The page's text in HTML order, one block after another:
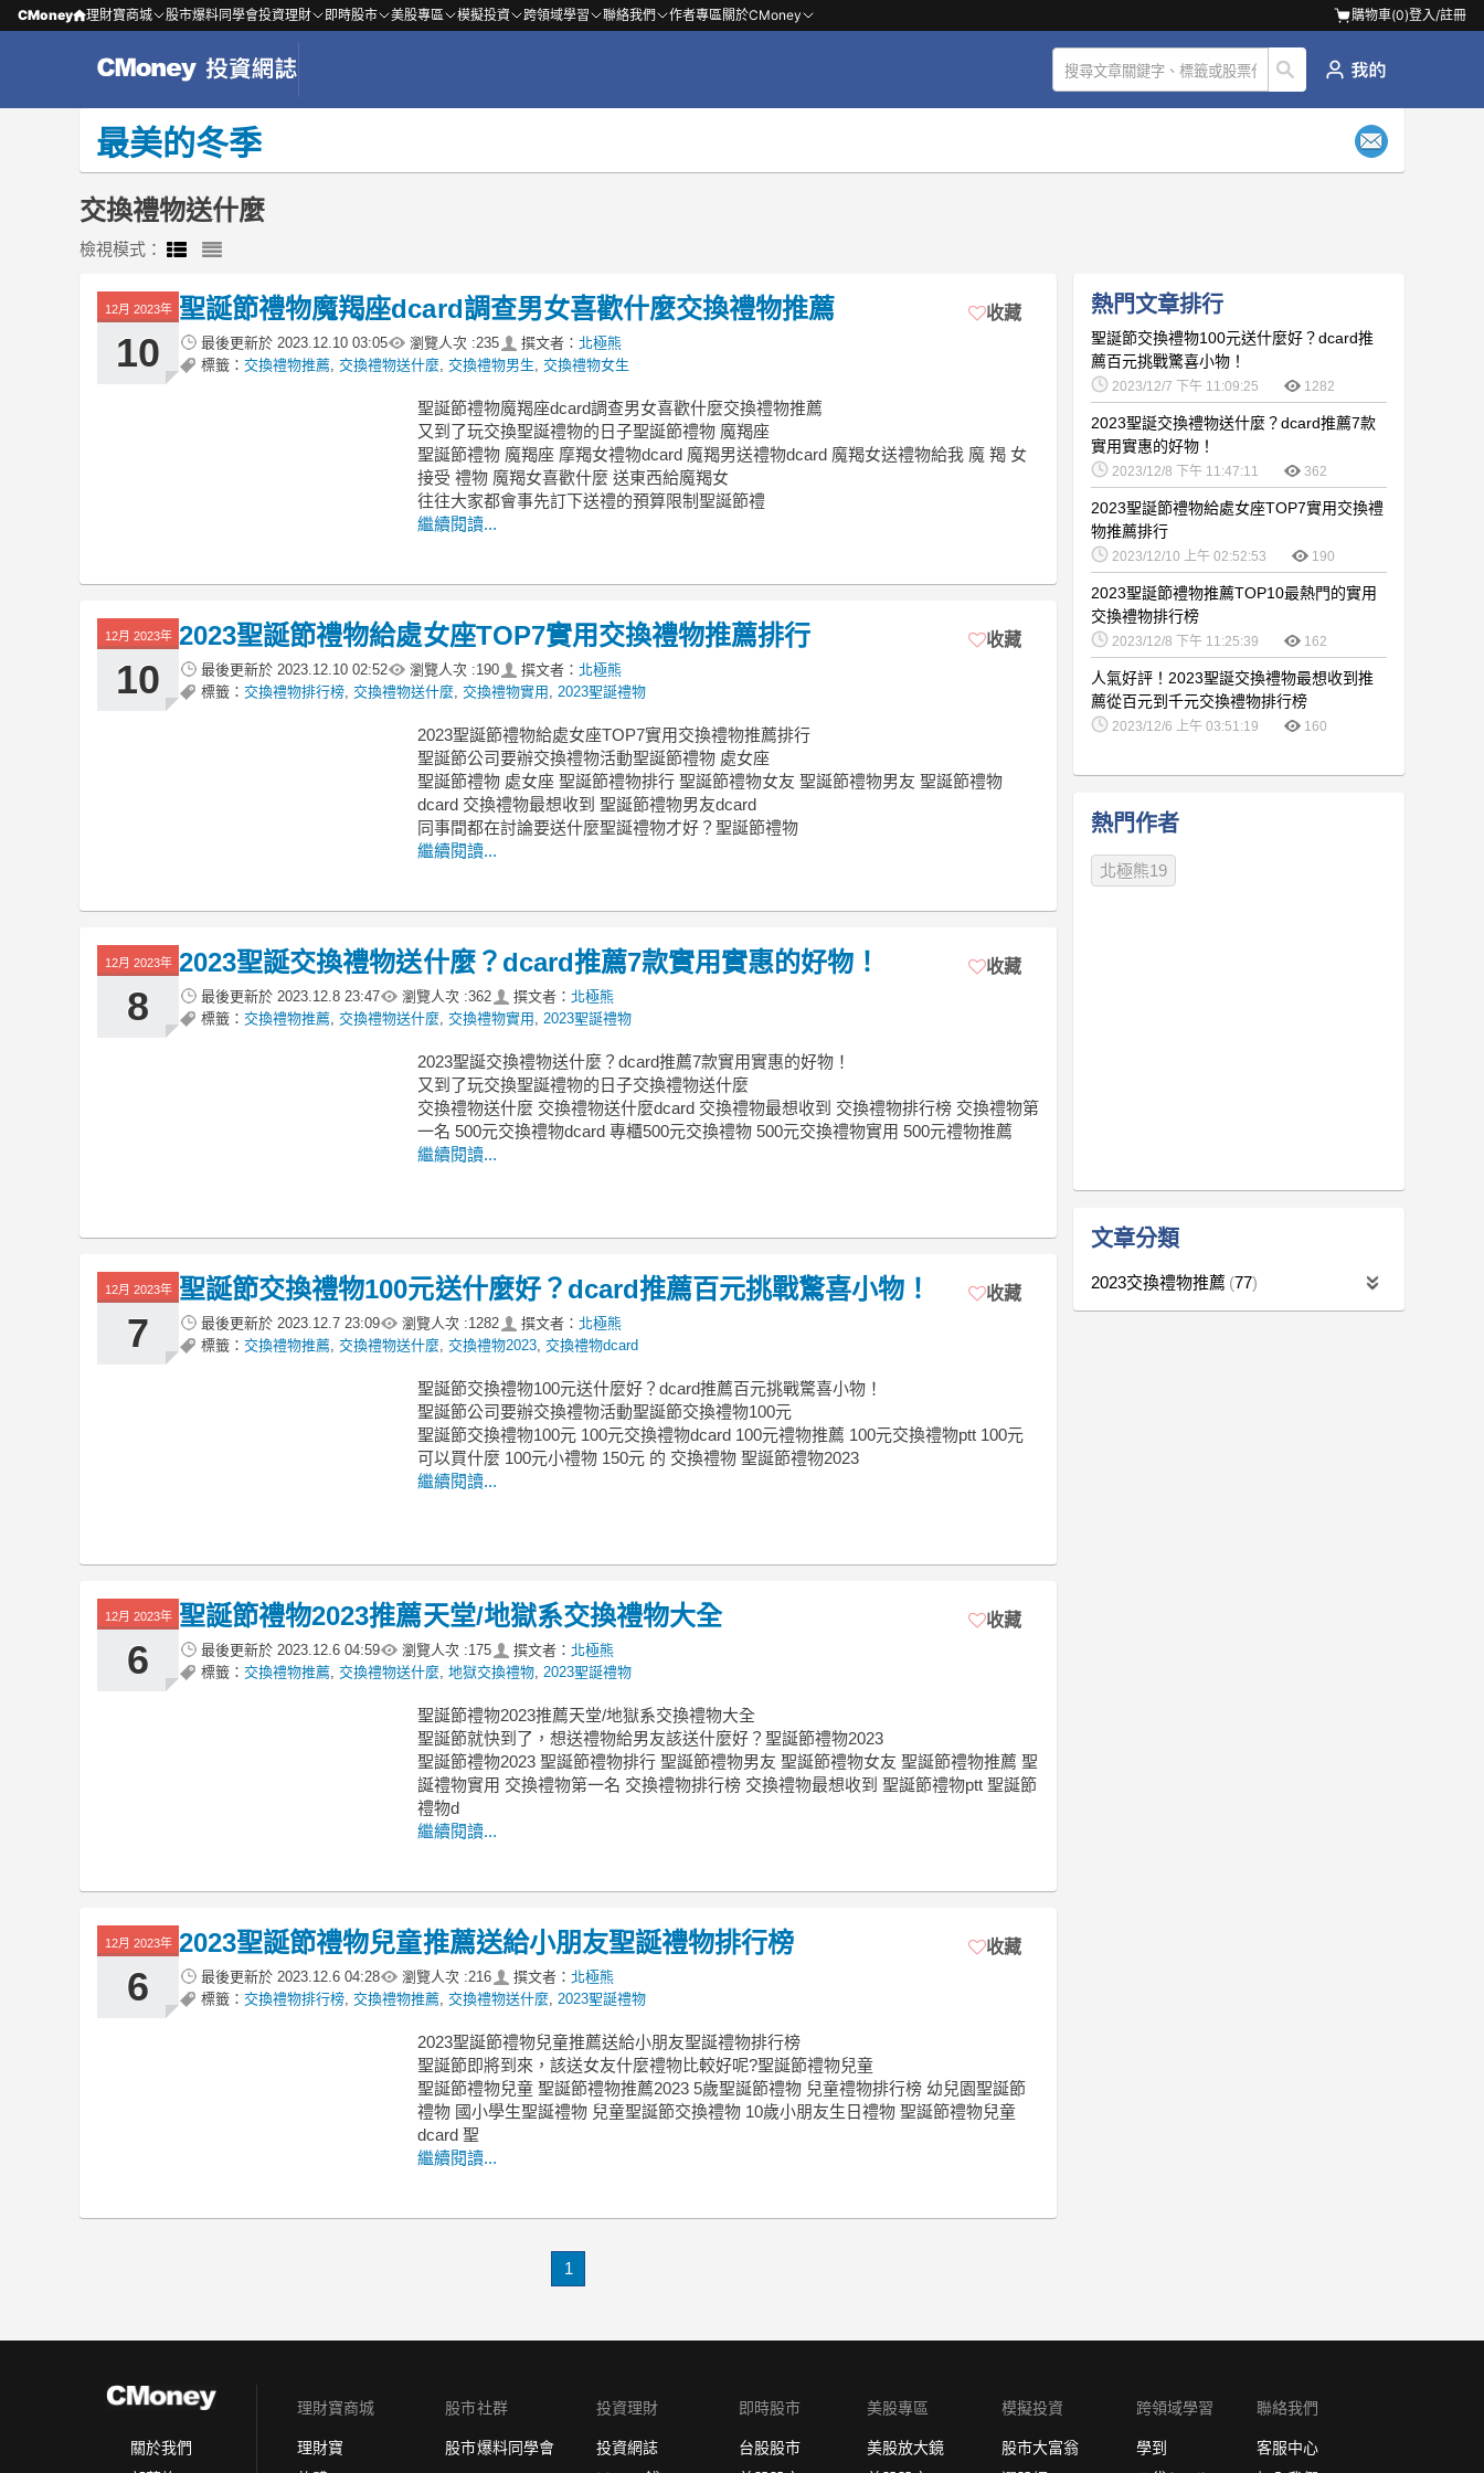
CMoney 理財寶商城 股市爆料同學會投資理財 即時股市 美股專區 模擬投資 跨領域學習 聯絡我們 作者專區關於CMoney 購物車(0)登入/註冊
最美的冬季
交換禮物送什麼
檢視模式：
12月 2023年
10
聖誕節禮物魔羯座dcard調查男女喜歡什麼交換禮物推薦
最後更新於 2023.12.10 03:05 瀏覽人次 :235 撰文者： 北極熊
標籤： 交換禮物推薦 交換禮物送什麼 交換禮物男生 交換禮物女生
收藏
聖誕節禮物魔羯座dcard調查男女喜歡什麼交換禮物推薦
又到了玩交換聖誕禮物的日子聖誕節禮物 魔羯座
聖誕節禮物 魔羯座 摩羯女禮物dcard 魔羯男送禮物dcard 魔羯女送禮物給我 魔 羯 女
接受 禮物 魔羯女喜歡什麼 送東西給魔羯女
往往大家都會事先訂下送禮的預算限制聖誕節禮
繼續閱讀...
12月 2023年
10
2023聖誕節禮物給處女座TOP7實用交換禮物推薦排行
最後更新於 2023.12.10 02:52 瀏覽人次 :190 撰文者： 北極熊
標籤： 交換禮物排行榜 交換禮物送什麼 交換禮物實用 2023聖誕禮物
收藏
2023聖誕節禮物給處女座TOP7實用交換禮物推薦排行
聖誕節公司要辦交換禮物活動聖誕節禮物 處女座
聖誕節禮物 處女座 聖誕節禮物排行 聖誕節禮物女友 聖誕節禮物男友 聖誕節禮物
dcard 交換禮物最想收到 聖誕節禮物男友dcard
同事間都在討論要送什麼聖誕禮物才好？聖誕節禮物
繼續閱讀...
12月 2023年
8
2023聖誕交換禮物送什麼？dcard推薦7款實用實惠的好物！
最後更新於 2023.12.8 23:47 瀏覽人次 :362 撰文者： 北極熊
標籤： 交換禮物推薦 交換禮物送什麼 交換禮物實用 2023聖誕禮物
收藏
2023聖誕交換禮物送什麼？dcard推薦7款實用實惠的好物！
又到了玩交換聖誕禮物的日子交換禮物送什麼
交換禮物送什麼 交換禮物送什麼dcard 交換禮物最想收到 交換禮物排行榜 交換禮物第
一名 500元交換禮物dcard 專櫃500元交換禮物 500元交換禮物實用 500元禮物推薦
繼續閱讀...
12月 2023年
7
聖誕節交換禮物100元送什麼好？dcard推薦百元挑戰驚喜小物！
最後更新於 2023.12.7 23:09 瀏覽人次 :1282 撰文者： 北極熊
標籤： 交換禮物推薦 交換禮物送什麼 交換禮物2023 交換禮物dcard
收藏
聖誕節交換禮物100元送什麼好？dcard推薦百元挑戰驚喜小物！
聖誕節公司要辦交換禮物活動聖誕節交換禮物100元
聖誕節交換禮物100元 100元交換禮物dcard 100元禮物推薦 100元交換禮物ptt 100元
可以買什麼 100元小禮物 150元 的 交換禮物 聖誕節禮物2023
繼續閱讀...
12月 2023年
6
聖誕節禮物2023推薦天堂/地獄系交換禮物大全
最後更新於 2023.12.6 04:59 瀏覽人次 :175 撰文者： 北極熊
標籤： 交換禮物推薦 交換禮物送什麼 地獄交換禮物 2023聖誕禮物
收藏
聖誕節禮物2023推薦天堂/地獄系交換禮物大全
聖誕節就快到了，想送禮物給男友該送什麼好？聖誕節禮物2023
聖誕節禮物2023 聖誕節禮物排行 聖誕節禮物男友 聖誕節禮物女友 聖誕節禮物推薦 聖
誕禮物實用 交換禮物第一名 交換禮物排行榜 交換禮物最想收到 聖誕節禮物ptt 聖誕節
禮物d
繼續閱讀...
12月 2023年
6
2023聖誕節禮物兒童推薦送給小朋友聖誕禮物排行榜
最後更新於 2023.12.6 04:28 瀏覽人次 :216 撰文者： 北極熊
標籤： 交換禮物排行榜 交換禮物推薦 交換禮物送什麼 2023聖誕禮物
收藏
2023聖誕節禮物兒童推薦送給小朋友聖誕禮物排行榜
聖誕節即將到來，該送女友什麼禮物比較好呢?聖誕節禮物兒童
聖誕節禮物兒童 聖誕節禮物推薦2023 5歲聖誕節禮物 兒童禮物排行榜 幼兒園聖誕節
禮物 國小學生聖誕禮物 兒童聖誕節交換禮物 10歲小朋友生日禮物 聖誕節禮物兒童
dcard 聖
繼續閱讀...
1
熱門文章排行
聖誕節交換禮物100元送什麼好？dcard推
薦百元挑戰驚喜小物！
2023/12/7 下午 11:09:25 1282
2023聖誕交換禮物送什麼？dcard推薦7款
實用實惠的好物！
2023/12/8 下午 11:47:11 362
2023聖誕節禮物給處女座TOP7實用交換禮
物推薦排行
2023/12/10 上午 02:52:53 190
2023聖誕節禮物推薦TOP10最熱門的實用
交換禮物排行榜
2023/12/8 下午 11:25:39 162
人氣好評！2023聖誕交換禮物最想收到推
薦從百元到千元交換禮物排行榜
2023/12/6 上午 03:51:19 160
熱門作者
北極熊19
文章分類
2023交換禮物推薦 77
關於我們
理財寶商城
理財寶
股市社群
股市爆料同學會
投資理財
投資網誌
即時股市
台股股市
美股專區
美股放大鏡
模擬投資
股市大富翁
跨領域學習
學到
聯絡我們
客服中心